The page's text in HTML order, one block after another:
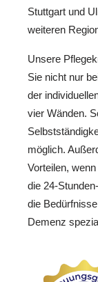
Stuttgart und
weiteren
Unsere
Sie nicht nur
der
vier Wänden.
möglich.
Vorteilen,
die 24-
die
Demenz